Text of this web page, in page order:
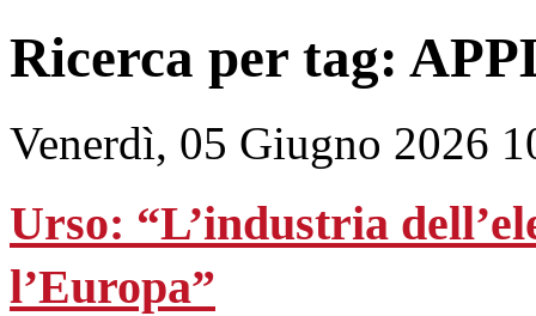
Ricerca per tag:
Venerdì, 05 Giugno 2026
Urso: “L’industria
l’Europa”